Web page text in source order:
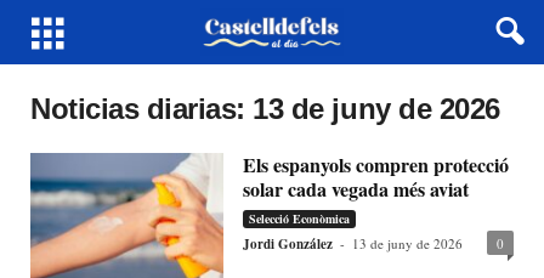
Noticias diarias: 13 de juny de 2026
Els espanyols compren protecció
solar cada vegada més aviat
Selecció Econòmica
Jordi González - 13 de juny de 2026 0